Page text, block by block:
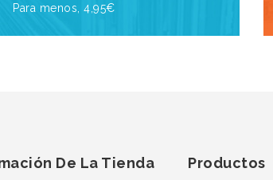
Para menos, 4,95€
De La Tienda Productos